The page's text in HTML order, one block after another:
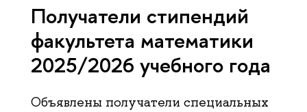
Получатели стипендий
факультета математики
2025/2026 учебного года
Объявлены получатели специальных